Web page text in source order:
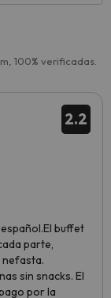
100% verificadas.
2.2
buffet
parte,
nefasta.
sin snacks. El
por la